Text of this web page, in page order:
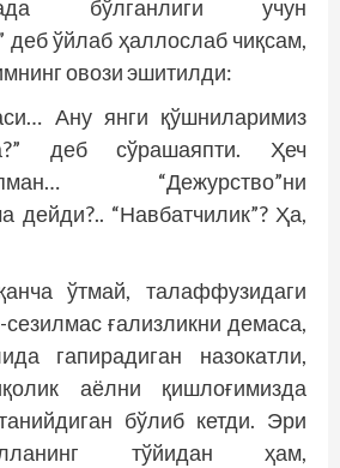
бўлганлиги учун
деб ўйлаб ҳаллослаб чиқсам,
овози эшитилди:
Ану янги қўшниларимиз
деб сўрашаяпти. Ҳеч
“Дежурство”ни
дейди?.. “Навбатчилик”? Ҳа,
ўтмай, талаффузидаги
ғализликни демаса,
гапирадиган назокатли,
аёлни қишлоғимизда
бўлиб кетди. Эри
тўйидан ҳам,